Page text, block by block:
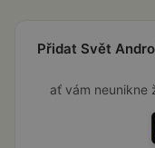
Přidat Svět
ať vám neunikne